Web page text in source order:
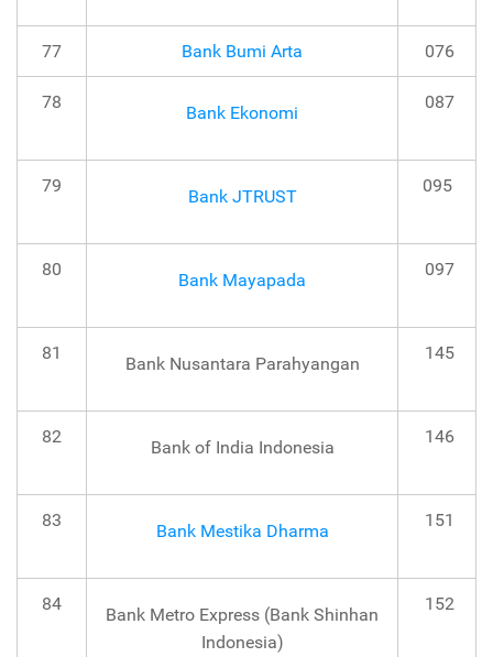
77 Bank Bumi Arta 076
78
Bank Ekonomi
087
79
Bank JTRUST
095
80
Bank Mayapada
097
81
Bank Nusantara Parahyangan
145
82
Bank of India Indonesia
146
83
Bank Mestika Dharma
151
84
Bank Metro Express (Bank Shinhan
Indonesia)
152